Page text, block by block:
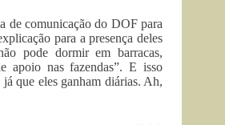
de comunicação do DOF para
para a presença deles
pode dormir em barracas,
apoio nas fazendas”. E isso
que eles ganham diárias. Ah,